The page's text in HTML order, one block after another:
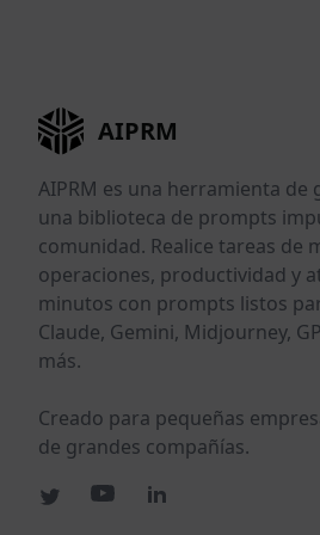
AIPRM
AIPRM es una herramienta
una biblioteca de prompts
comunidad. Realice tareas de
operaciones, productividad y
minutos con prompts listos
Claude, Gemini, Midjourney,
más.
Creado para pequeñas
de grandes compañías.